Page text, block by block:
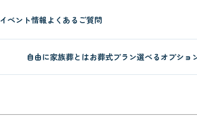
イベント情報よくあるご質問
自由に家族葬とはお葬式プラン選べるオプショ